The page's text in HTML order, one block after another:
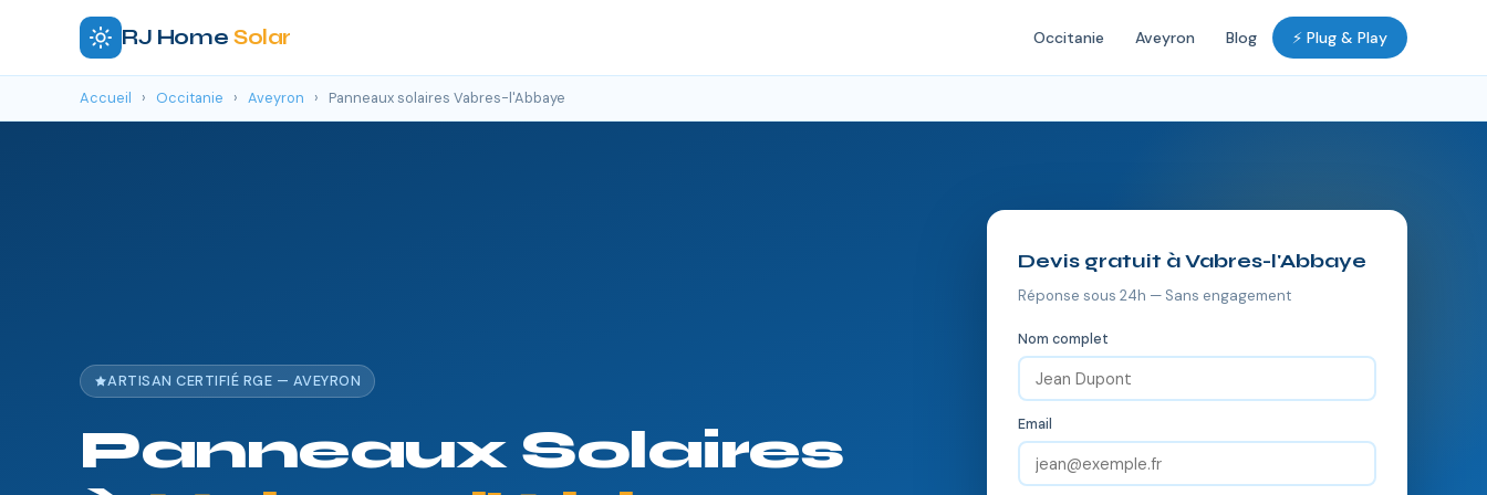
RJ Home Solar Occitanie Aveyron Blog ⚡ Plug & Play
Accueil › Occitanie › Aveyron › Panneaux solaires Vabres-l'Abbaye
ARTISAN CERTIFIÉ RGE — AVEYRON
Panneaux Solaires
Devis gratuit à Vabres-l'Abbaye
Réponse sous 24h — Sans engagement
Nom complet
Email